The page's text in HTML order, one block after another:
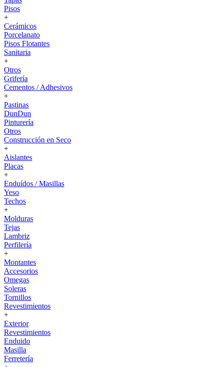
Pisos
+
Cerámicos
Porcelanato
Pisos Flotantes
Sanitaria
+
Otros
Grifería
Cementos / Adhesivos
+
Pastinas
DunDun
Pinturería
Otros
Construcción en Seco
+
Aislantes
Placas
+
Enduídos / Masillas
Yeso
Techos
+
Molduras
Tejas
Lambriz
Perfilería
+
Montantes
Accesorios
Omegas
Soleras
Tornillos
Revestimientos
+
Exterior
Revestimientos
Enduido
Masilla
Ferretería